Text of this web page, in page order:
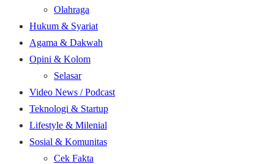
Olahraga
Hukum & Syariat
Agama & Dakwah
Opini & Kolom
Selasar
Video News / Podcast
Teknologi & Startup
Lifestyle & Milenial
Sosial & Komunitas
Cek Fakta